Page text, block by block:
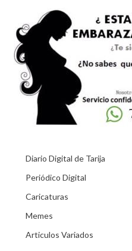
Diario Digital de Tarija
Periódico Digital
Caricaturas
Memes
Articulos Variados